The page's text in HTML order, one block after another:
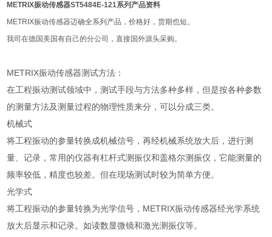
METRIX振动传感器ST5484E-121系列产品资料
METRIX振动传感器迈确全系列产品，价格好，货期也短。
我司在德国美国有自己的分公司，直接国外源头采购。
METRIX振动传感器测试方法：
在工程振动测试领域中，测试手段与方法多种多样，但是按各种参数
的测量方法及测量过程的物理性质来分，可以分成三类。
机械式
将工程振动的参量转换成机械信号，再经机械系统放大后，进行测
量、记录，常用的仪器有杠杆式测振仪和盖格尔测振仪，它能测量的
频率较低，精度也较差。但在现场测试时较为简单方便。
光学式
将工程振动的参量转换为光学信号，METRIX振动传感器经光学系统
放大后显示和记录。如读数显微镜和激光测振仪等。